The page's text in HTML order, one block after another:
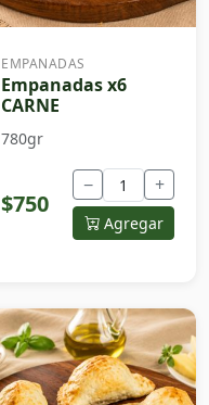
EMPANADAS
Empanadas x6
CARNE
780gr
$750
− +
Agregar